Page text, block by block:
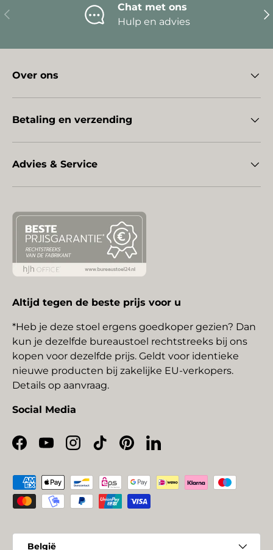
Vorige
Chat met ons
Hulp en advies
Over ons
Betaling en verzending
Advies & Service
Altijd tegen de beste prijs voor u
*Heb je deze stoel ergens goedkoper gezien? Dan
kun je dezelfde bureaustoel rechtstreeks bij ons
kopen voor dezelfde prijs. Geldt voor identieke
nieuwe producten bij zakelijke EU-verkopers.
Details op aanvraag.
Social Media
Facebook
YouTubeInstagram
TikTokPinterestLinkedIn
Geaccepteerde betaalmethoden
België